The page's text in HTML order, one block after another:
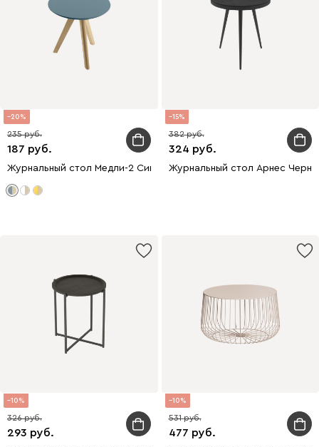
20
187
235
Журнальный стол Медли-2 Синий
15
324
382
Журнальный стол Арнес
10
293
326
10
477
531